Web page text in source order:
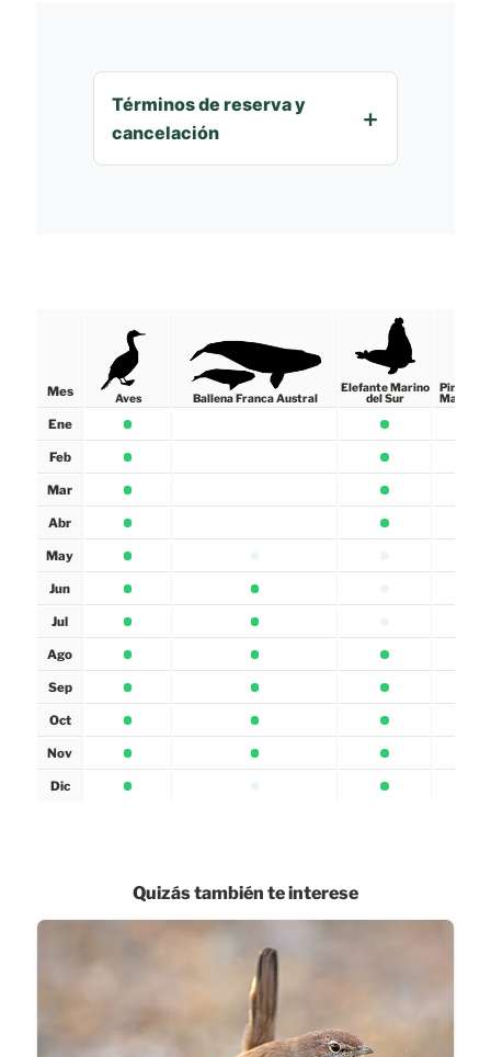
Términos de reserva y
cancelación
Mes
Aves Ballena Franca Austral
Elefante Marino
del Sur
Pingüino
Ene
Feb
Mar
Abr
May
Jun
Jul
Ago
Sep
Oct
Nov
Dic
Quizás también te interese